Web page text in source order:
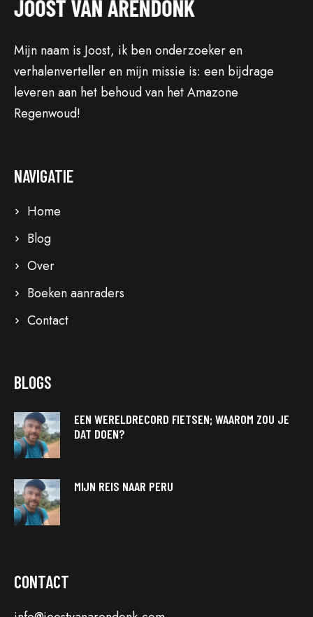
Mijn naam is Joost, ik ben onderzoeker en
verhalenverteller en mijn missie is: een bijdrage
leveren aan het behoud van het Amazone
Regenwoud!
NAVIGATIE
Home
Blog
Over
Boeken aanraders
Contact
BLOGS
EEN WERELDRECORD FIETSEN; WAAROM ZOU JE
DAT DOEN?
MIJN REIS NAAR PERU
CONTACT